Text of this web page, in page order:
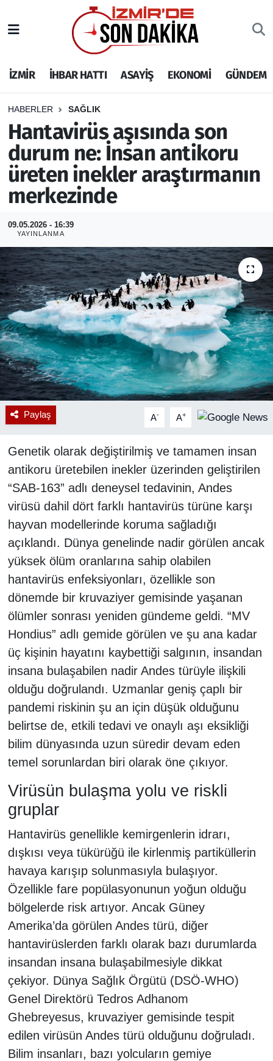
İZMİR İHBAR HATTI ASAYİŞ EKONOMİ GÜNDEM
HABERLER SAĞLIK
Hantavirüs aşısında son
durum ne: İnsan antikoru
üreten inekler araştırmanın
merkezinde
09.05.2026 - 16:39
YAYINLANMA
Paylaş A- A+
Genetik olarak değiştirilmiş ve tamamen insan
antikoru üretebilen inekler üzerinden geliştirilen
“SAB-163” adlı deneysel tedavinin, Andes
virüsü dahil dört farklı hantavirüs türüne karşı
hayvan modellerinde koruma sağladığı
açıklandı. Dünya genelinde nadir görülen ancak
yüksek ölüm oranlarına sahip olabilen
hantavirüs enfeksiyonları, özellikle son
dönemde bir kruvaziyer gemisinde yaşanan
ölümler sonrası yeniden gündeme geldi. “MV
Hondius” adlı gemide görülen ve şu ana kadar
üç kişinin hayatını kaybettiği salgının, insandan
insana bulaşabilen nadir Andes türüyle ilişkili
olduğu doğrulandı. Uzmanlar geniş çaplı bir
pandemi riskinin şu an için düşük olduğunu
belirtse de, etkili tedavi ve onaylı aşı eksikliği
bilim dünyasında uzun süredir devam eden
temel sorunlardan biri olarak öne çıkıyor.
Virüsün bulaşma yolu ve riskli
gruplar
Hantavirüs genellikle kemirgenlerin idrarı,
dışkısı veya tükürüğü ile kirlenmiş partiküllerin
havaya karışıp solunmasıyla bulaşıyor.
Özellikle fare popülasyonunun yoğun olduğu
bölgelerde risk artıyor. Ancak Güney
Amerika’da görülen Andes türü, diğer
hantavirüslerden farklı olarak bazı durumlarda
insandan insana bulaşabilmesiyle dikkat
çekiyor. Dünya Sağlık Örgütü (DSÖ-WHO)
Genel Direktörü Tedros Adhanom
Ghebreyesus, kruvaziyer gemisinde tespit
edilen virüsün Andes türü olduğunu doğruladı.
Bilim insanları, bazı yolcuların gemiye
İHBAR HATTI
DEPREM
GENEL
EKONOMİ
SİYASET
SPOR
ASAYİŞ
RESMİ REKLAM
İzmir Nöbetçi Eczaneler
İzmir Hava Durumu
İzmir Namaz Vakitleri
İzmir Trafik Yoğunluk Haritası
Puan Durumu ve Fikstür
Tüm Manşetler
Son Dakika Haberleri
Haber Arşivi